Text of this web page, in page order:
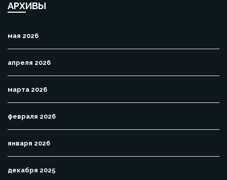
АРХИВЫ
мая 2026
апреля 2026
марта 2026
февраля 2026
января 2026
декабря 2025